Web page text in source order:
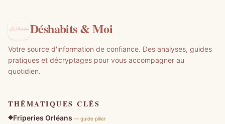
Déshabits & Moi
Votre source d'information de confiance. Des analyses, guides
pratiques et décryptages pour vous accompagner au
quotidien.
THÉMATIQUES CLÉS
Friperies Orléans — guide pilier